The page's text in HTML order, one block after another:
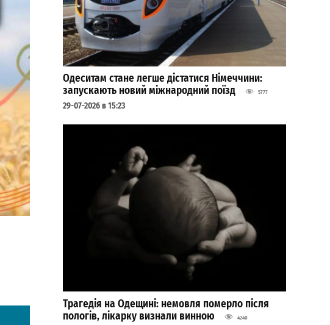
Одеситам стане легше дістатися Німеччини:
запускають новий міжнародний поїзд
5777
29-07-2026 в 15:23
Трагедія на Одещині: немовля померло після
пологів, лікарку визнали винною
4240